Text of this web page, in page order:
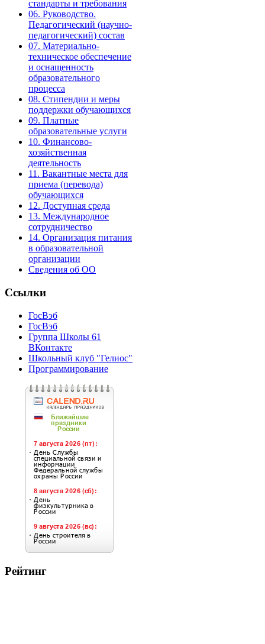
стандарты и требования
06. Руководство.
Педагогический (научно-
педагогический) состав
07. Материально-
техническое обеспечение
и оснащенность
образовательного
процесса
08. Стипендии и меры
поддержки обучающихся
09. Платные
образовательные услуги
10. Финансово-
хозяйственная
деятельность
11. Вакантные места для
приема (перевода)
обучающихся
12. Доступная среда
13. Международное
сотрудничество
14. Организация питания
в образовательной
организации
Сведения об ОО
Ссылки
ГосВэб
ГосВэб
Группа Школы 61
ВКонтакте
Школьный клуб "Гелиос"
Программирование
Рейтинг